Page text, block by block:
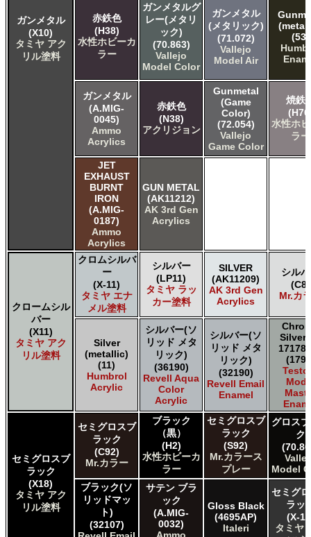
ガンメタル
(X10)
タミヤ アク
リル塗料
赤鉄色
(H38)
水性ホビーカ
ラー
ガンメタルグ
レー(メタリ
ック)
(70.863)
Vallejo
Model Color
ガンメタル
(メタリック)
(71.072)
Vallejo
Model Air
(53)
ガンメタル
(A.MIG-
0045)
Ammo
Acrylics
赤鉄色
(N38)
アクリジョン
Gunmetal
(Game
Color)
(72.054)
Vallejo
Game Color
焼鉄
水性ホ
ラー
JET
EXHAUST
BURNT
IRON
(A.MIG-
0187)
Ammo
Acrylics
GUN METAL
(AK11212)
AK 3rd Gen
Acrylics
クロームシル
バー
(X11)
タミヤ アク
リル塗料
クロムシルバ
ー
(X-11)
タミヤ エナ
メル塗料
シルバー
(LP11)
タミヤ ラッ
カー塗料
SILVER
(AK11209)
AK 3rd Gen
Acrylics
シル
(C8)
Mr.カ
Silver
(metallic)
(11)
Humbrol
Acrylic
シルバー(ソ
リッド メタ
リック)
(36190)
Revell Aqua
Color
Acrylic
シルバー(ソ
リッド メタ
リック)
(32190)
Revell Email
Enamel
Silver
17178
セミグロスブ
ラック
(X18)
タミヤ アク
リル塗料
セミグロスブ
ラック
(C92)
Mr.カラー
ブラック
（黒）
(H2)
水性ホビーカ
ラー
セミグロスブ
ラック
(S92)
Mr.カラース
プレー
グロス
ク
Model
ブラック(ソ
リッドマッ
ト)
(32107)
サテン ブラ
ック
(A.MIG-
0032)
Gloss Black
(4695AP)
Italeri
セミグ
ラッ
(X-
タミヤ